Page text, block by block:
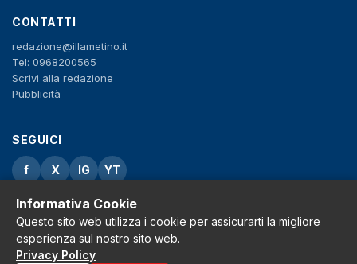
CONTATTI
redazione@illametino.it
Tel: 0968200565
Scrivi alla redazione
Pubblicità
SEGUICI
f X IG YT
Privacy Policy
Cookie Policy
Note legali
La Redazione
Informativa Cookie
Questo sito web utilizza i cookie per assicurarti la migliore
esperienza sul nostro sito web.
Privacy Policy